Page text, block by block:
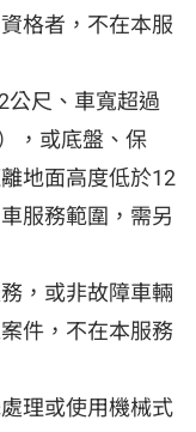
格者，不在本服
公尺、車寬超過
，或底盤、保
地面高度低於12
服務範圍，需另
，或非故障車輛
件，不在本服務
理或使用機械式